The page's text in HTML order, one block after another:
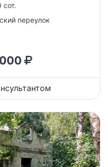
сот.
переулок